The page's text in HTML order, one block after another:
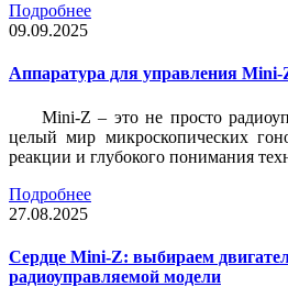
Подробнее
09.09.2025
Аппаратура для управления Mini-
Mini-Z – это не просто
целый мир микроскопических
реакции и глубокого понимания
Подробнее
27.08.2025
Сердце Mini-Z: выбираем
радиоуправляемой модели